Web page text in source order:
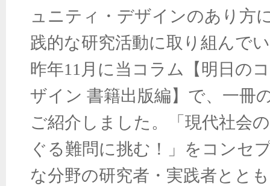
ュニティ・デザインのあり方
践的な研究活動に取り組んで
昨年11月に当コラム【明日の
ザイン 書籍出版編】で、一冊
ご紹介しました。「現代社会
ぐる難問に挑む！」をコンセ
な分野の研究者・実践者とと